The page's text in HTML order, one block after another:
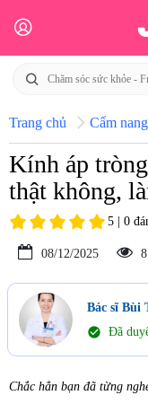
Trang chủ Cẩm nang
Kính áp
thật không,
5 | 0
08/12/2025
Bác sĩ Bùi
check_circle Đã
Chắc hẳn bạn đã từng